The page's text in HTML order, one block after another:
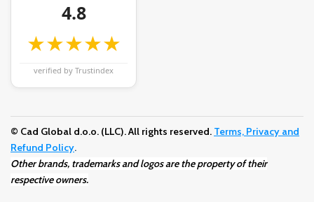
4.8
★★★★★
verified by Trustindex
© Cad Global d.o.o. (LLC). All rights reserved. Terms, Privacy and
Refund Policy.
Other brands, trademarks and logos are the property of their
respective owners.